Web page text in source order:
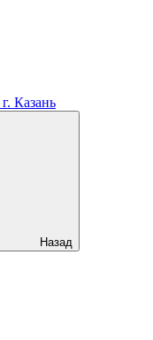
г. Казань
Назад